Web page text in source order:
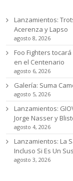
Lanzamientos:
Acerenza y Lapso
agosto 8, 2026
Foo Fighters
en el Centenario
agosto 6, 2026
Galería: Suma
agosto 5, 2026
Lanzamientos:
Jorge Nasser y
agosto 4, 2026
Lanzamientos: La
Incluso Si Es Un
agosto 3, 2026